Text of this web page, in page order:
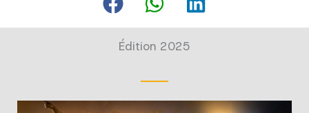
Édition 2025